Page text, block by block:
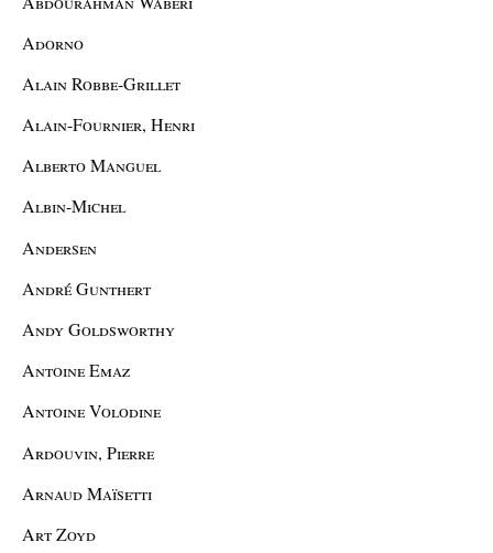
Adorno
Alain Robbe-Grillet
Alain-Fournier, Henri
Alberto Manguel
Albin-Michel
Andersen
André Gunthert
Andy Goldsworthy
Antoine Emaz
Antoine Volodine
Ardouvin, Pierre
Arnaud Maïsetti
Art Zoyd